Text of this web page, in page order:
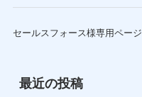
セールスフォース様専用ページ
最近の投稿